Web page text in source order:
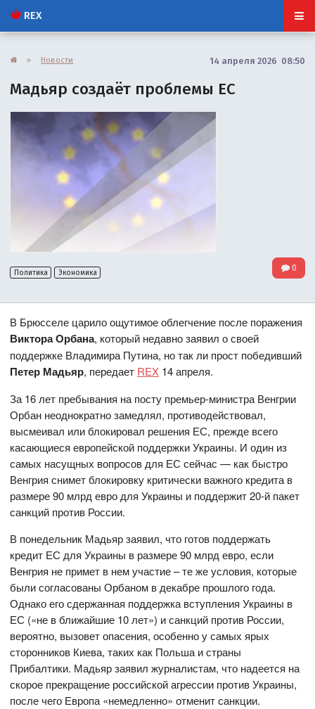
REX
» Новости 14 апреля 2026 08:50
Мадьяр создаёт проблемы ЕС
Политика Экономика 0
В Брюсселе царило ощутимое облегчение после поражения
Виктора Орбана, который недавно заявил о своей
поддержке Владимира Путина, но так ли прост победивший
Петер Мадьяр, передает REX 14 апреля.
За 16 лет пребывания на посту премьер-министра Венгрии
Орбан неоднократно замедлял, противодействовал,
высмеивал или блокировал решения ЕС, прежде всего
касающиеся европейской поддержки Украины. И один из
самых насущных вопросов для ЕС сейчас — как быстро
Венгрия снимет блокировку критически важного кредита в
размере 90 млрд евро для Украины и поддержит 20-й пакет
санкций против России.
В понедельник Мадьяр заявил, что готов поддержать
кредит ЕС для Украины в размере 90 млрд евро, если
Венгрия не примет в нем участие – те же условия, которые
были согласованы Орбаном в декабре прошлого года.
Однако его сдержанная поддержка вступления Украины в
ЕС («не в ближайшие 10 лет») и санкций против России,
вероятно, вызовет опасения, особенно у самых ярых
сторонников Киева, таких как Польша и страны
Прибалтики. Мадьяр заявил журналистам, что надеется на
скорое прекращение российской агрессии против Украины,
после чего Европа «немедленно» отменит санкции.